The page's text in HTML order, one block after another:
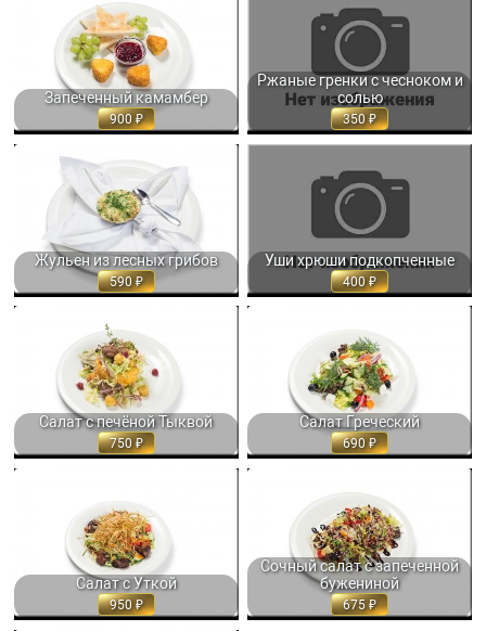
Запеченный камамбер
900
ЗАПЕЧЕННЫЙ КАМАМБЕР,
СЕРВИРУЕТСЯ СВЕЖИМ
ВИНОГРАДОМ,... 300 ГР. 900
Ржаные гренки с чесноком и
солью
350
РЖАНЫЕ ГРЕНКИ С ЧЕСНОКОМ И
СОЛЬЮ, ПОДАЮТСЯ С ОСТРЫМ...
240 ГР. 350
Жульен из лесных грибов
590
ЖУЛЬЕН ИЗ ЛЕСНЫХ ГРИБОВ С
БЕЛЫМ ВИНОМ, СЛИВКАМИ И
СЫРОМ 150 ГР. 590
Уши хрюши подкопченные
400
УШИ ХРЮШИ ПОДКОПЧЕННЫЕ, С
РЖАНЫМИ ГРЕНКАМИ И СОУСОМ
ИЗ... 120/120 ГР. 400
Салат с печёной Тыквой
750
САЛАТ С ПЕЧЁНОЙ ТЫКВОЙ И
ЖАРЕНОЙ КУРИНОЙ ПЕЧЕНЬЮ,...
250 ГР. 750
Салат Греческий
690
САЛАТ ГРЕЧЕСКИЙ С САЛАТНЫМИ
ЛИСТЬЯМИ, СВЕЖИМИ
ОВОЩАМИ,... 250 ГР. 690
Салат с Уткой
950
ГЛАЗИРОВАННОЙ В СОЕВОМ
СОУСЕ,... 250 ГР. 950
Сочный салат с запеченной
бужениной
675
СОЧНЫЙ САЛАТ С ЗАПЕЧЕННОЙ
БУЖЕНИНОЙ, ОГУРЦАМИ,
ТОМАТАМИ И... 200 ГР. 675